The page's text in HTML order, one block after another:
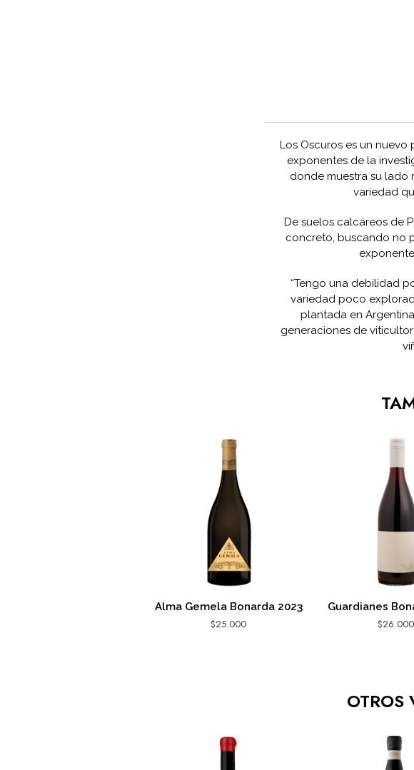
Los Oscuros es un
exponentes de la
donde muestra su lado
variedad
De suelos calcáreos de
concreto, buscando no
“Tengo una debilidad
variedad poco
plantada en
generaciones de
Alma Gemela Bonarda 2023
$25.000
Guardianes
$26.000
OTROS